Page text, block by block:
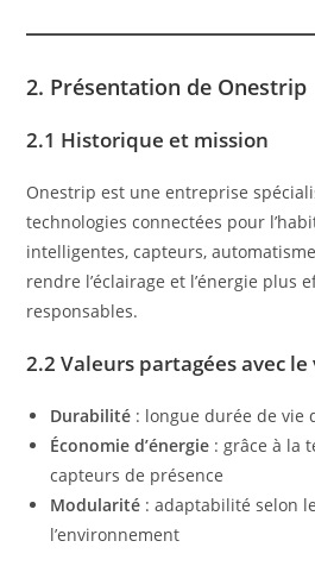
2. Présentation de Onestrip
2.1 Historique et mission
Onestrip est une entreprise
technologies connectées pour
intelligentes, capteurs,
rendre l’éclairage et l’énergie plus
responsables.
2.2 Valeurs partagées avec
Durabilité : longue durée de vie
Économie d’énergie : grâce à la
capteurs de présence
Modularité : adaptabilité selon
l’environnement